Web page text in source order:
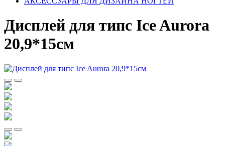
Дисплей для типс Ice Aurora
20,9*15см